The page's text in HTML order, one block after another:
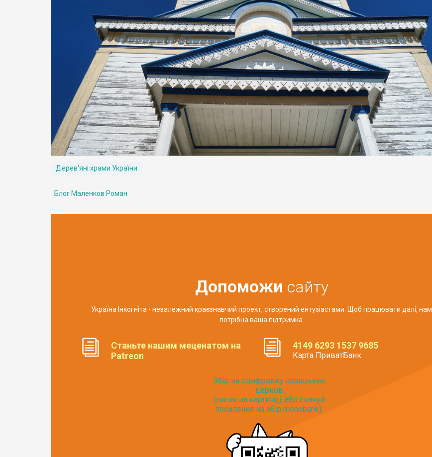
Дерев'яні храми України
Блог Маленков Роман
Допоможи сайту
Україна Інкогніта - незалежний краєзнавчий проект, створений ентузіастами. Щоб працювати далі, нам
потрібна ваша підтримка.
Станьте нашим меценатом на
Patreon
4149 6293 1537 9685
Карта ПриватБанк
Збір на оцифровку козацьких
церков
(тисни на картинці, або скануй
посилання на збір monobank):